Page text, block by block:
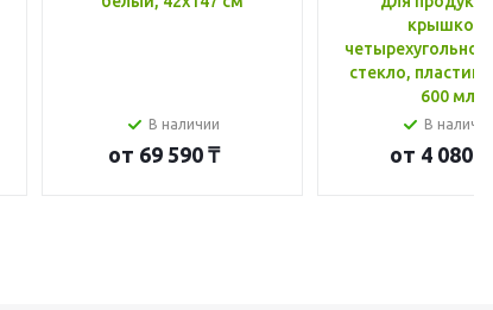
В наличии
от 69 590 ₸
крышкой,
стекло, пластик
600 мл
В
от 4 080 ₸